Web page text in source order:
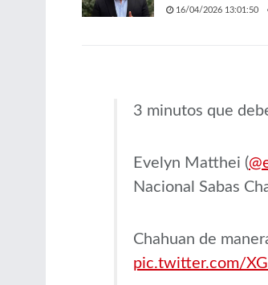
16/04/2026 13:01:50
3 minutos que
Evelyn Matthei (
Nacional Sabas
Chahuan de
pic.twitter.com/